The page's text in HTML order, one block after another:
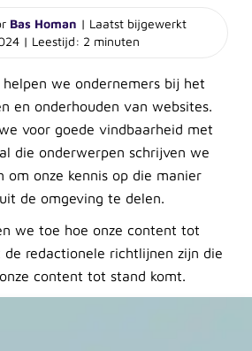
Bas Homan | Laatst bijgewerkt
| Leestijd: 2 minuten
helpen we ondernemers bij het
en onderhouden van websites.
voor goede vindbaarheid met
al die onderwerpen schrijven we
om onze kennis op die manier
de omgeving te delen.
we toe hoe onze content tot
redactionele richtlijnen zijn die
content tot stand komt.